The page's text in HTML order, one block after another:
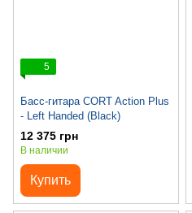
5
Басс-гитара CORT Action Plus
- Left Handed (Black)
12 375 грн
В наличии
Купить